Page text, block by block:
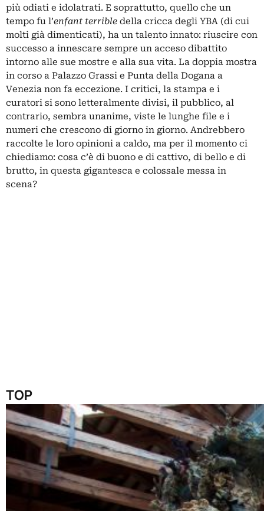
più odiati e idolatrati. E soprattutto, quello che un
tempo fu l’enfant terrible della cricca degli YBA (di cui
molti già dimenticati), ha un talento innato: riuscire con
successo a innescare sempre un acceso dibattito
intorno alle sue mostre e alla sua vita. La doppia mostra
in corso a Palazzo Grassi e Punta della Dogana a
Venezia non fa eccezione. I critici, la stampa e i
curatori si sono letteralmente divisi, il pubblico, al
contrario, sembra unanime, viste le lunghe file e i
numeri che crescono di giorno in giorno. Andrebbero
raccolte le loro opinioni a caldo, ma per il momento ci
chiediamo: cosa c’è di buono e di cattivo, di bello e di
brutto, in questa gigantesca e colossale messa in
scena?
TOP